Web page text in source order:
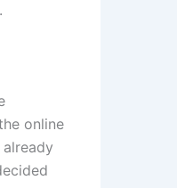
online